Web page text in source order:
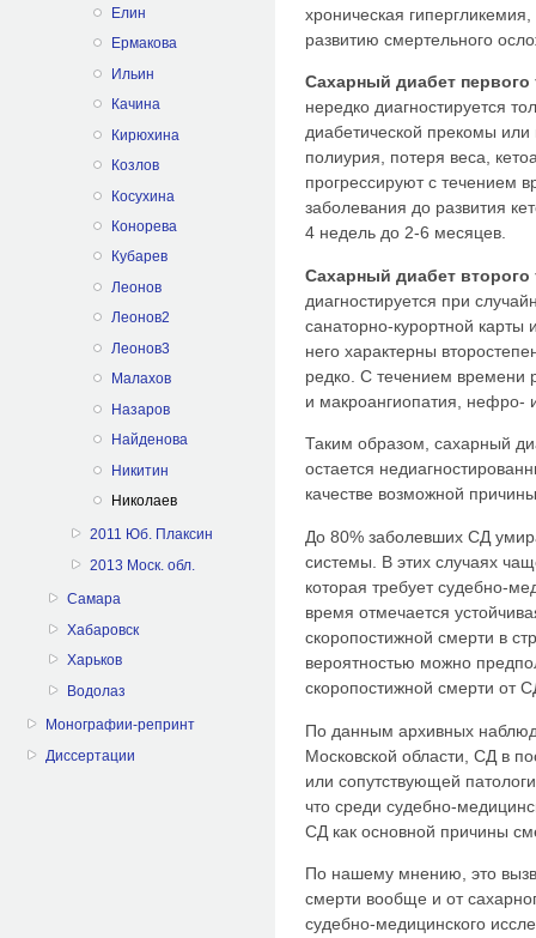
Елин
Ермакова
Ильин
Качина
Кирюхина
Козлов
Косухина
Конорева
Кубарев
Леонов
Леонов2
Леонов3
Малахов
Назаров
Найденова
Никитин
Николаев
2011 Юб. Плаксин
2013 Моск. обл.
Самара
Хабаровск
Харьков
Водолаз
Монографии-репринт
Диссертации
хроническая
развитию смертельного
Сахарный диабет первого
нередко диагностируется
диабетической прекомы
полиурия, потеря веса,
прогрессируют с течением
заболевания до развития
4 недель до 2-6 месяцев.
Сахарный диабет второго
диагностируется при
санаторно-курортной
него характерны
редко. С течением времени
и макроангиопатия, нефро-
Таким образом, сахарный
остается
качестве возможной
До 80% заболевших СД
системы. В этих случаях
которая требует судебно-
время отмечается
скоропостижной смерти в
вероятностью можно
скоропостижной смерти от
По данным архивных
Московской области, СД в
или сопутствующей
что среди судебно-
СД как основной причины
По нашему мнению, это
смерти вообще и от
судебно-медицинского